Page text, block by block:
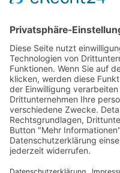
Zubehör
Ähnliche Artikel
HOTLINE
ONEAV.EU